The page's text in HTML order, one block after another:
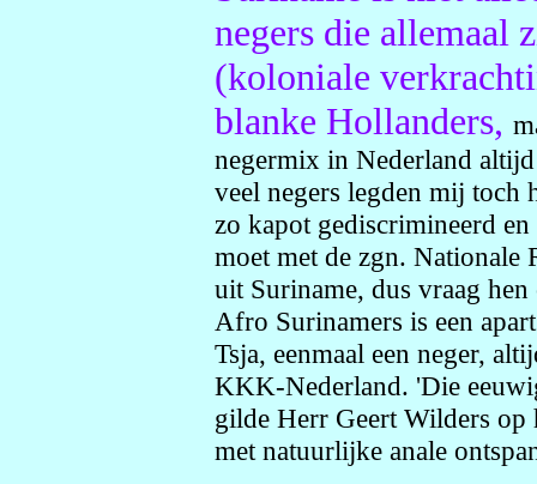
negers die allemaal
(koloniale
blanke Hollanders,
negermix in Nederland
veel negers legden mij toch
zo kapot gediscrimineerd
moet met de zgn. Nationale
uit Suriname, dus vraag
Afro Surinamers is een
Tsja, eenmaal een neger,
KKK-Nederland. 'Die
gilde Herr Geert Wilders
met natuurlijke anale